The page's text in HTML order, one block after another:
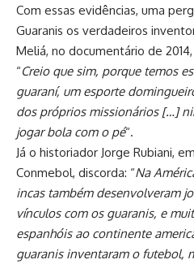
Com essas evidências, uma
Guaranis os verdadeiros
Meliá, no documentário de
“Creio que sim, porque temos
guaraní, um esporte
dos próprios missionários […]
jogar bola com o pé“.
Já o historiador Jorge Rubiani,
Conmebol, discorda: “Na
incas também desenvolveram
vínculos com os guaranis, e
espanhóis ao continente
guaranis inventaram o futebol,